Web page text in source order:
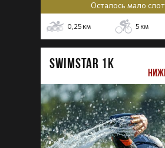
Осталось мало
0,25 км 5 км
SWIMSTAR 1K